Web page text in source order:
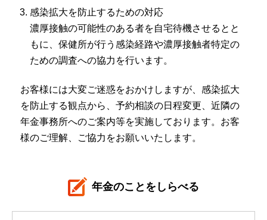
感染拡大を防止するための対応
濃厚接触の可能性のある者を自宅待機させるとと
もに、保健所が行う感染経路や濃厚接触者特定の
ための調査への協力を行います。
お客様には大変ご迷惑をおかけしますが、感染拡大
を防止する観点から、予約相談の日程変更、近隣の
年金事務所へのご案内等を実施しております。お客
様のご理解、ご協力をお願いいたします。
年金のことをしらべる